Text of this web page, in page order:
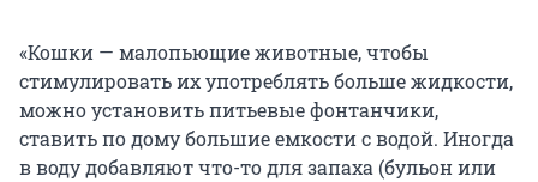
«Кошки — малопьющие животные, чтобы
стимулировать их употреблять больше жидкости,
можно установить питьевые фонтанчики,
ставить по дому большие емкости с водой. Иногда
в воду добавляют что-то для запаха (бульон или